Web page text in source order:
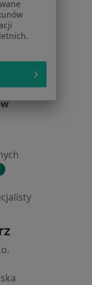
- Strona główna